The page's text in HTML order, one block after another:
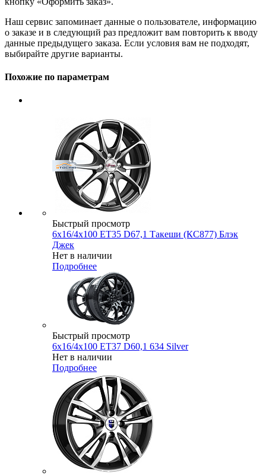
Наш сервис запоминает данные о пользователе, информацию
о заказе и в следующий раз предложит вам повторить к вводу
данные предыдущего заказа. Если условия вам не подходят,
выбирайте другие варианты.
Похожие по параметрам
Быстрый просмотр
6x16/4x100 ET35 D67,1 Такеши (КС877) Блэк
Джек
Нет в наличии
Подробнее
Быстрый просмотр
6x16/4x100 ET37 D60,1 634 Silver
Нет в наличии
Подробнее